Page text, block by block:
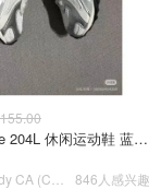
New Balance 204L 休闲运动鞋 蓝银色
846人感兴趣